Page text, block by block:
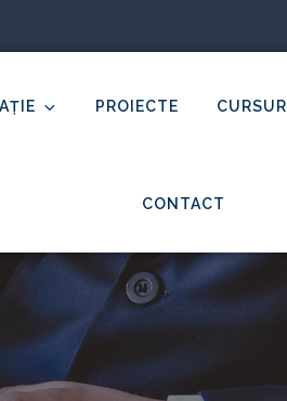
PROIECTE CURSURI
CONTACT